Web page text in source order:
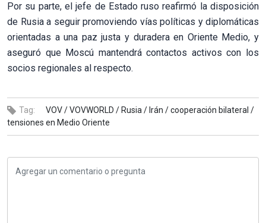
Por su parte, el jefe de Estado ruso reafirmó la disposición
de Rusia a seguir promoviendo vías políticas y diplomáticas
orientadas a una paz justa y duradera en Oriente Medio, y
aseguró que Moscú mantendrá contactos activos con los
socios regionales al respecto.
Tag: VOV /VOVWORLD / Rusia / Irán /cooperación bilateral /
tensiones en Medio Oriente